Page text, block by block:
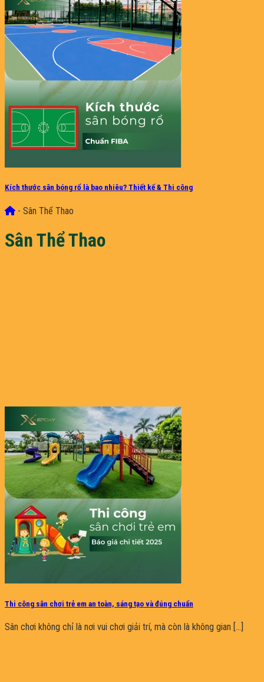
Kích thước sân bóng rổ là bao nhiêu? Thiết kế & Thi công
- Sân Thể Thao
Sân Thể Thao
Thi công sân chơi trẻ em an toàn, sáng tạo và đúng chuẩn
Sân chơi không chỉ là nơi vui chơi giải trí, mà còn là không gian [...]